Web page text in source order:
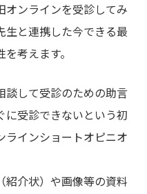
オンラインを受診してみ
生と連携した今できる最
考えます。
談して受診のための助言
に受診できないという初
ラインショートオピニオ
介状）や画像等の資料